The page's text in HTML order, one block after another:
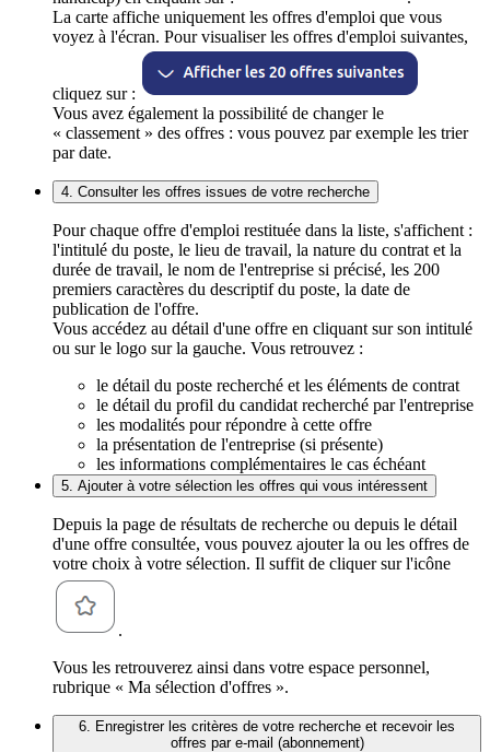
La carte affiche uniquement les offres d'emploi que vous
voyez à l'écran. Pour visualiser les offres d'emploi suivantes,
cliquez sur :
Vous avez également la possibilité de changer le
« classement » des offres : vous pouvez par exemple les trier
par date.
4. Consulter les offres issues de votre recherche
Pour chaque offre d'emploi restituée dans la liste, s'affichent :
l'intitulé du poste, le lieu de travail, la nature du contrat et la
durée de travail, le nom de l'entreprise si précisé, les 200
premiers caractères du descriptif du poste, la date de
publication de l'offre.
Vous accédez au détail d'une offre en cliquant sur son intitulé
ou sur le logo sur la gauche. Vous retrouvez :
le détail du poste recherché et les éléments de contrat
le détail du profil du candidat recherché par l'entreprise
les modalités pour répondre à cette offre
la présentation de l'entreprise (si présente)
les informations complémentaires le cas échéant
5. Ajouter à votre sélection les offres qui vous intéressent
Depuis la page de résultats de recherche ou depuis le détail
d'une offre consultée, vous pouvez ajouter la ou les offres de
votre choix à votre sélection. Il suffit de cliquer sur l'icône
.
Vous les retrouverez ainsi dans votre espace personnel,
rubrique « Ma sélection d'offres ».
6. Enregistrer les critères de votre recherche et recevoir les
offres par e-mail (abonnement)